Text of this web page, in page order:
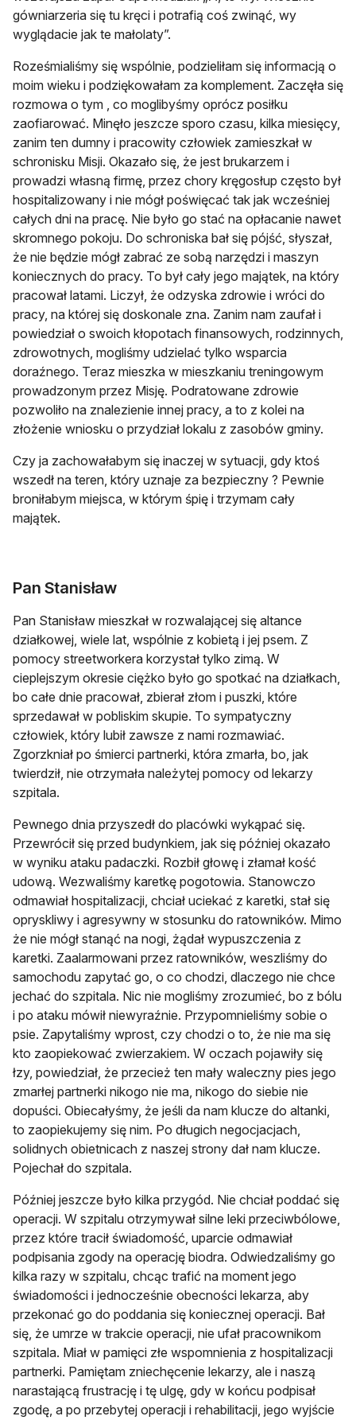
gówniarzeria się tu kręci i potrafią coś zwinąć, wy
wyglądacie jak te małolaty”.
Roześmialiśmy się wspólnie, podzieliłam się informacją o
moim wieku i podziękowałam za komplement. Zaczęła się
rozmowa o tym , co moglibyśmy oprócz posiłku
zaofiarować. Minęło jeszcze sporo czasu, kilka miesięcy,
zanim ten dumny i pracowity człowiek zamieszkał w
schronisku Misji. Okazało się, że jest brukarzem i
prowadzi własną firmę, przez chory kręgosłup często był
hospitalizowany i nie mógł poświęcać tak jak wcześniej
całych dni na pracę. Nie było go stać na opłacanie nawet
skromnego pokoju. Do schroniska bał się pójść, słyszał,
że nie będzie mógł zabrać ze sobą narzędzi i maszyn
koniecznych do pracy. To był cały jego majątek, na który
pracował latami. Liczył, że odzyska zdrowie i wróci do
pracy, na której się doskonale zna. Zanim nam zaufał i
powiedział o swoich kłopotach finansowych, rodzinnych,
zdrowotnych, mogliśmy udzielać tylko wsparcia
doraźnego. Teraz mieszka w mieszkaniu treningowym
prowadzonym przez Misję. Podratowane zdrowie
pozwoliło na znalezienie innej pracy, a to z kolei na
złożenie wniosku o przydział lokalu z zasobów gminy.
Czy ja zachowałabym się inaczej w sytuacji, gdy ktoś
wszedł na teren, który uznaje za bezpieczny ? Pewnie
broniłabym miejsca, w którym śpię i trzymam cały
majątek.
Pan Stanisław
Pan Stanisław mieszkał w rozwalającej się altance
działkowej, wiele lat, wspólnie z kobietą i jej psem. Z
pomocy streetworkera korzystał tylko zimą. W
cieplejszym okresie ciężko było go spotkać na działkach,
bo całe dnie pracował, zbierał złom i puszki, które
sprzedawał w pobliskim skupie. To sympatyczny
człowiek, który lubił zawsze z nami rozmawiać.
Zgorzkniał po śmierci partnerki, która zmarła, bo, jak
twierdził, nie otrzymała należytej pomocy od lekarzy
szpitala.
Pewnego dnia przyszedł do placówki wykąpać się.
Przewrócił się przed budynkiem, jak się później okazało
w wyniku ataku padaczki. Rozbił głowę i złamał kość
udową. Wezwaliśmy karetkę pogotowia. Stanowczo
odmawiał hospitalizacji, chciał uciekać z karetki, stał się
opryskliwy i agresywny w stosunku do ratowników. Mimo
że nie mógł stanąć na nogi, żądał wypuszczenia z
karetki. Zaalarmowani przez ratowników, weszliśmy do
samochodu zapytać go, o co chodzi, dlaczego nie chce
jechać do szpitala. Nic nie mogliśmy zrozumieć, bo z bólu
i po ataku mówił niewyraźnie. Przypomnieliśmy sobie o
psie. Zapytaliśmy wprost, czy chodzi o to, że nie ma się
kto zaopiekować zwierzakiem. W oczach pojawiły się
łzy, powiedział, że przecież ten mały waleczny pies jego
zmarłej partnerki nikogo nie ma, nikogo do siebie nie
dopuści. Obiecałyśmy, że jeśli da nam klucze do altanki,
to zaopiekujemy się nim. Po długich negocjacjach,
solidnych obietnicach z naszej strony dał nam klucze.
Pojechał do szpitala.
Później jeszcze było kilka przygód. Nie chciał poddać się
operacji. W szpitalu otrzymywał silne leki przeciwbólowe,
przez które tracił świadomość, uparcie odmawiał
podpisania zgody na operację biodra. Odwiedzaliśmy go
kilka razy w szpitalu, chcąc trafić na moment jego
świadomości i jednocześnie obecności lekarza, aby
przekonać go do poddania się koniecznej operacji. Bał
się, że umrze w trakcie operacji, nie ufał pracownikom
szpitala. Miał w pamięci złe wspomnienia z hospitalizacji
partnerki. Pamiętam zniechęcenie lekarzy, ale i naszą
narastającą frustrację i tę ulgę, gdy w końcu podpisał
zgodę, a po przebytej operacji i rehabilitacji, jego wyjście